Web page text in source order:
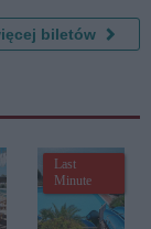
Survivalu
biletów
Last
Minute